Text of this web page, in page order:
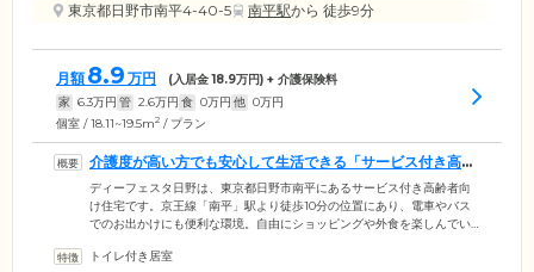
東京都日野市南平4-40-5
南平駅から 徒歩9分
月額 8.9 万円 (入居金18.9万円) + 介護保険料
家 6.3万円 管 2.6万円 食 0万円 他 0万円
個室 / 18.11~19.5m2 / プラン
介護度が高い方でも安心して生活できる「サービス付き高齢
者向け住宅」です
ディーフェスタ日野は、東京都日野市南平にあるサービス付き高齢者向
け住宅です。京王線「南平」駅より徒歩10分の位置にあり、電車やバス
でのお出かけにも便利な環境。自由にショッピングや外食を楽しんでい
による買い物同行サービスをご利用いただけますので、お一人での外出
トイレ付き居室